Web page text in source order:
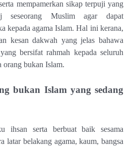
mempamerkan sikap terpuji yang
seseorang Muslim agar dapat
kepada agama Islam. Hal ini kerana,
kesan dakwah yang jelas bahawa
bersifat rahmah kepada seluruh
orang bukan Islam.
bukan Islam yang sedang
ihsan serta berbuat baik sesama
latar belakang agama, kaum, bangsa